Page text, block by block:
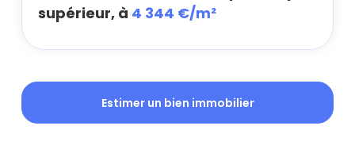
supérieur, à 4 344 €/m²
Estimer un bien immobilier